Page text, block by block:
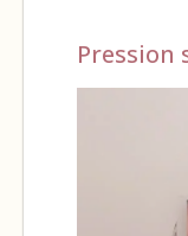
Pression